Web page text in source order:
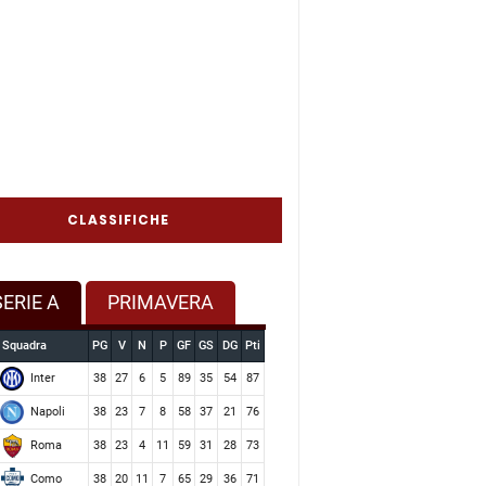
CLASSIFICHE
A PRIMAVERA
Squadra PG V N P GF GS DG Pti
Inter 38 27 6 5 89 35 54 87
Napoli 38 23 7 8 58 37 21 76
Roma 38 23 4 11 59 31 28 73
Como 38 20 11 7 65 29 36 71